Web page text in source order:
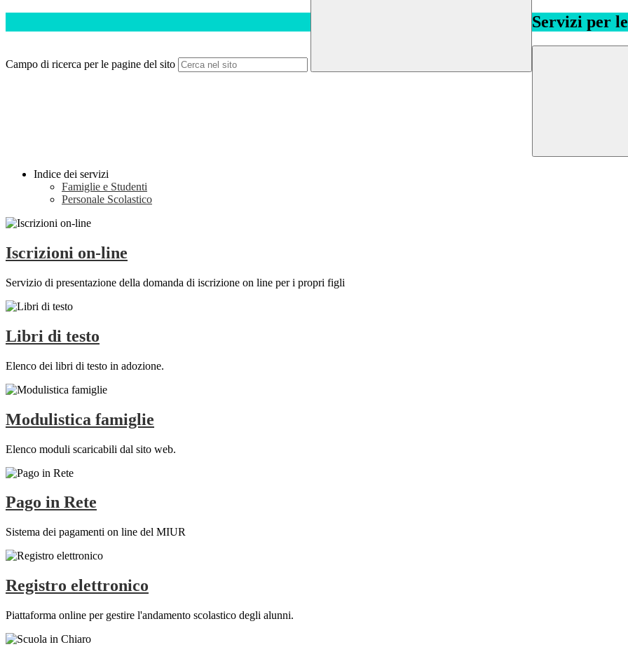
Campo di ricerca per le pagine del sito
Servizi per
Indice dei servizi
Famiglie e Studenti
Personale Scolastico
Iscrizioni on-line
Servizio di presentazione della domanda di iscrizione on line per i propri figli
Libri di testo
Elenco dei libri di testo in adozione.
Modulistica famiglie
Elenco moduli scaricabili dal sito web.
Pago in Rete
Sistema dei pagamenti on line del MIUR
Registro elettronico
Piattaforma online per gestire l'andamento scolastico degli alunni.